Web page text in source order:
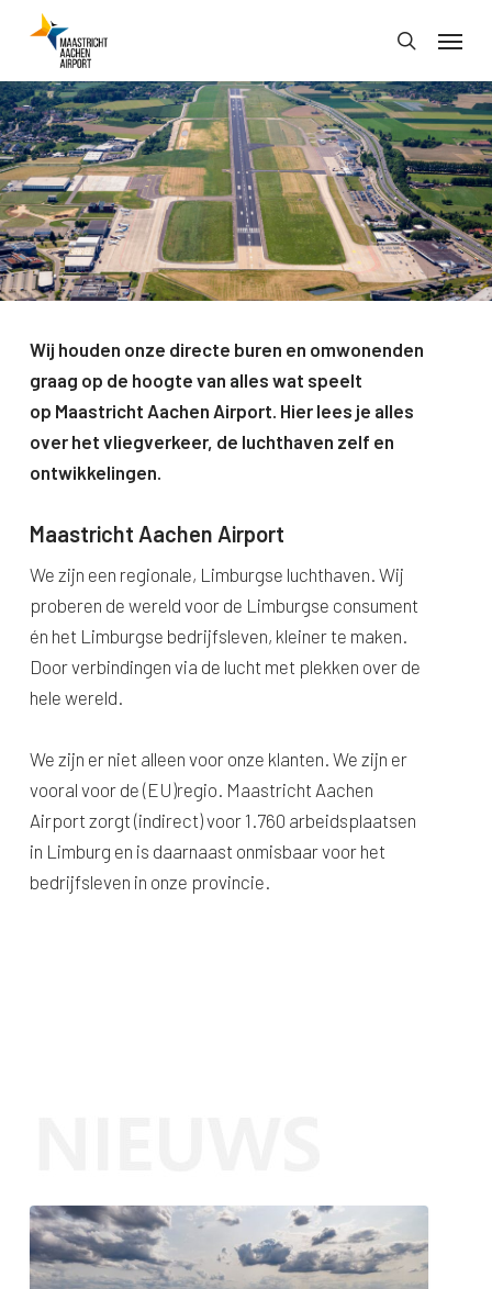
main
content
search
Menu
Wij houden onze directe buren en omwonenden
graag op de hoogte van alles wat speelt
op Maastricht Aachen Airport. Hier lees je alles
over het vliegverkeer, de luchthaven zelf en
ontwikkelingen.
Maastricht Aachen Airport
We zijn een regionale, Limburgse luchthaven. Wij
proberen de wereld voor de Limburgse consument
én het Limburgse bedrijfsleven, kleiner te maken.
Door verbindingen via de lucht met plekken over de
hele wereld.
We zijn er niet alleen voor onze klanten. We zijn er
vooral voor de (EU)regio. Maastricht Aachen
Airport zorgt (indirect) voor 1.760 arbeidsplaatsen
in Limburg en is daarnaast onmisbaar voor het
bedrijfsleven in onze provincie.
Trainingsvlucht
4
augustus